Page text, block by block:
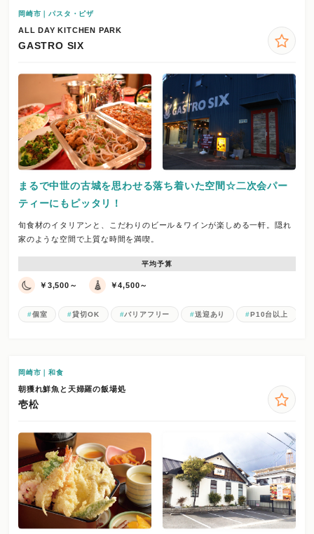
岡崎市｜パスタ・ピザ
ALL DAY KITCHEN PARK
GASTRO SIX
まるで中世の古城を思わせる落ち着いた空間☆二次会パー
ティーにもピッタリ！
旬食材のイタリアンと、こだわりのビール＆ワインが楽しめる一軒。隠れ
家のような空間で上質な時間を満喫。
平均予算
￥3,500～ ￥4,500～
個室 貸切OK バリアフリー 送迎あり P10台以上
岡崎市｜和食
朝獲れ鮮魚と天婦羅の飯場処
壱松